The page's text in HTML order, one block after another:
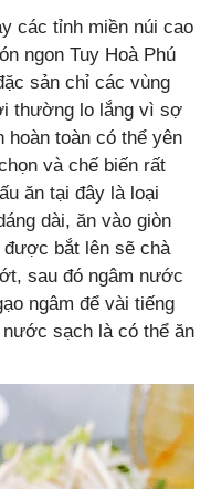
các tỉnh miền núi cao
ngon Tuy Hoà Phú
sản chỉ các vùng
thường lo lắng vì sợ
hoàn toàn có thể yên
và chế biến rất
ăn tại đây là loại
dài, ăn vào giòn
bắt lên sẽ chà
sau đó ngâm nước
ngâm để vài tiếng
sạch là có thể ăn